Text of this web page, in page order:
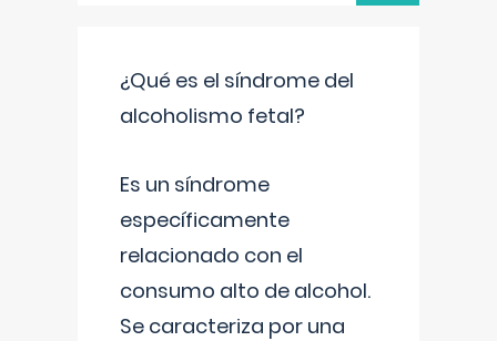
¿Qué es el síndrome del
alcoholismo fetal?
Es un síndrome
específicamente
relacionado con el
consumo alto de alcohol.
Se caracteriza por una